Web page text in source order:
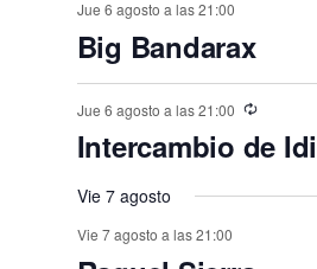
e
n
t
o
s
,
,
,
s
,
s
,
,
s
,
,
t
o
s
,
t
o
s
,
t
o
s
,
s
,
Jue 6 agosto a las 21:00
Big Bandarax
Jue 6 agosto a las 21:00
Intercambio de
Vie 7 agosto
Vie 7 agosto a las 21:00